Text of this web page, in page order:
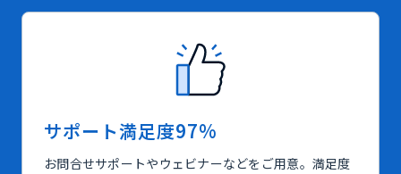
サポート満足度97%
お問合せサポートやウェビナーなどをご用意。満足度